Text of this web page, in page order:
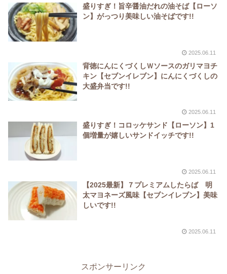
盛りすぎ！旨辛醤油だれの油そば【ローソ
ン】がっつり美味しい油そばです!!
2025.06.11
背徳にんにくづくしＷソースのガリマヨチ
キン【セブンイレブン】にんにくづくしの
大盛弁当です!!
2025.06.11
盛りすぎ！コロッケサンド【ローソン】1
個増量が嬉しいサンドイッチです!!
2025.06.11
【2025最新】７プレミアムしたらば 明
太マヨネーズ風味【セブンイレブン】美味
しいです!!
2025.06.11
スポンサーリンク